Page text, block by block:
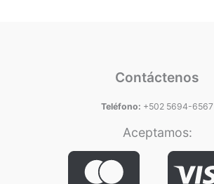
Contáctenos
Teléfono: +502 5694-6567
Aceptamos: